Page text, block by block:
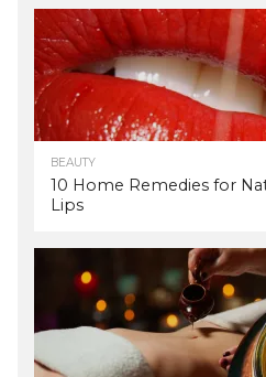
BEAUTY
10 Home Remedies for
Lips